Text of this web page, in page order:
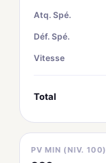
Atq. Spé.
Déf. Spé.
Vitesse
Total
PV MIN (NIV. 100)